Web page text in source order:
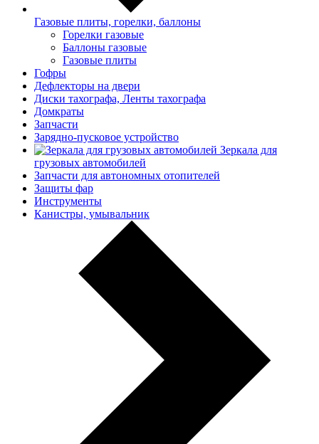
Газовые плиты, горелки, баллоны
Горелки газовые
Баллоны газовые
Газовые плиты
Гофры
Дефлекторы на двери
Диски тахографа, Ленты тахографа
Домкраты
Запчасти
Зарядно-пусковое устройство
Зеркала для
грузовых автомобилей
Запчасти для автономных отопителей
Защиты фар
Инструменты
Канистры, умывальник